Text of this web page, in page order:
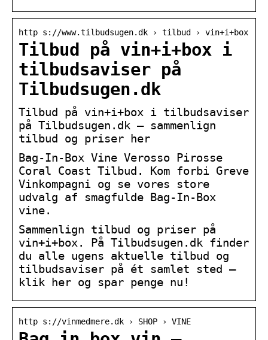
http s://www.tilbudsugen.dk › tilbud › vin+i+box
Tilbud på vin+i+box i
tilbudsaviser på
Tilbudsugen.dk
Tilbud på vin+i+box i tilbudsaviser
på Tilbudsugen.dk – sammenlign
tilbud og priser her
Bag-In-Box Vine Verosso Pirosse
Coral Coast Tilbud. Kom forbi Greve
Vinkompagni og se vores store
udvalg af smagfulde Bag-In-Box
vine.
Sammenlign tilbud og priser på
vin+i+box. På Tilbudsugen.dk finder
du alle ugens aktuelle tilbud og
tilbudsaviser på ét samlet sted –
klik her og spar penge nu!
http s://vinmedmere.dk › SHOP › VINE